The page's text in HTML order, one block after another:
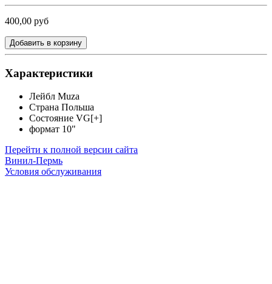
400,00 руб
Добавить в корзину
Характеристики
Лейбл Muza
Страна Польша
Состояние VG[+]
формат 10"
Перейти к полной версии сайта
Винил-Пермь
Условия обслуживания